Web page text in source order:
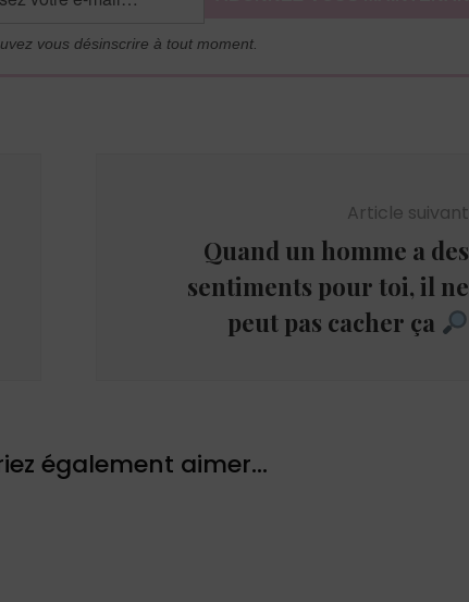
vous désinscrire à tout moment.
Article suivant
Quand un homme a des
sentiments pour toi, il ne
peut pas cacher ça
également aimer...